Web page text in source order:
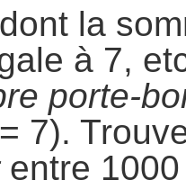
la
à 7,
porte-
7).
entre 1000